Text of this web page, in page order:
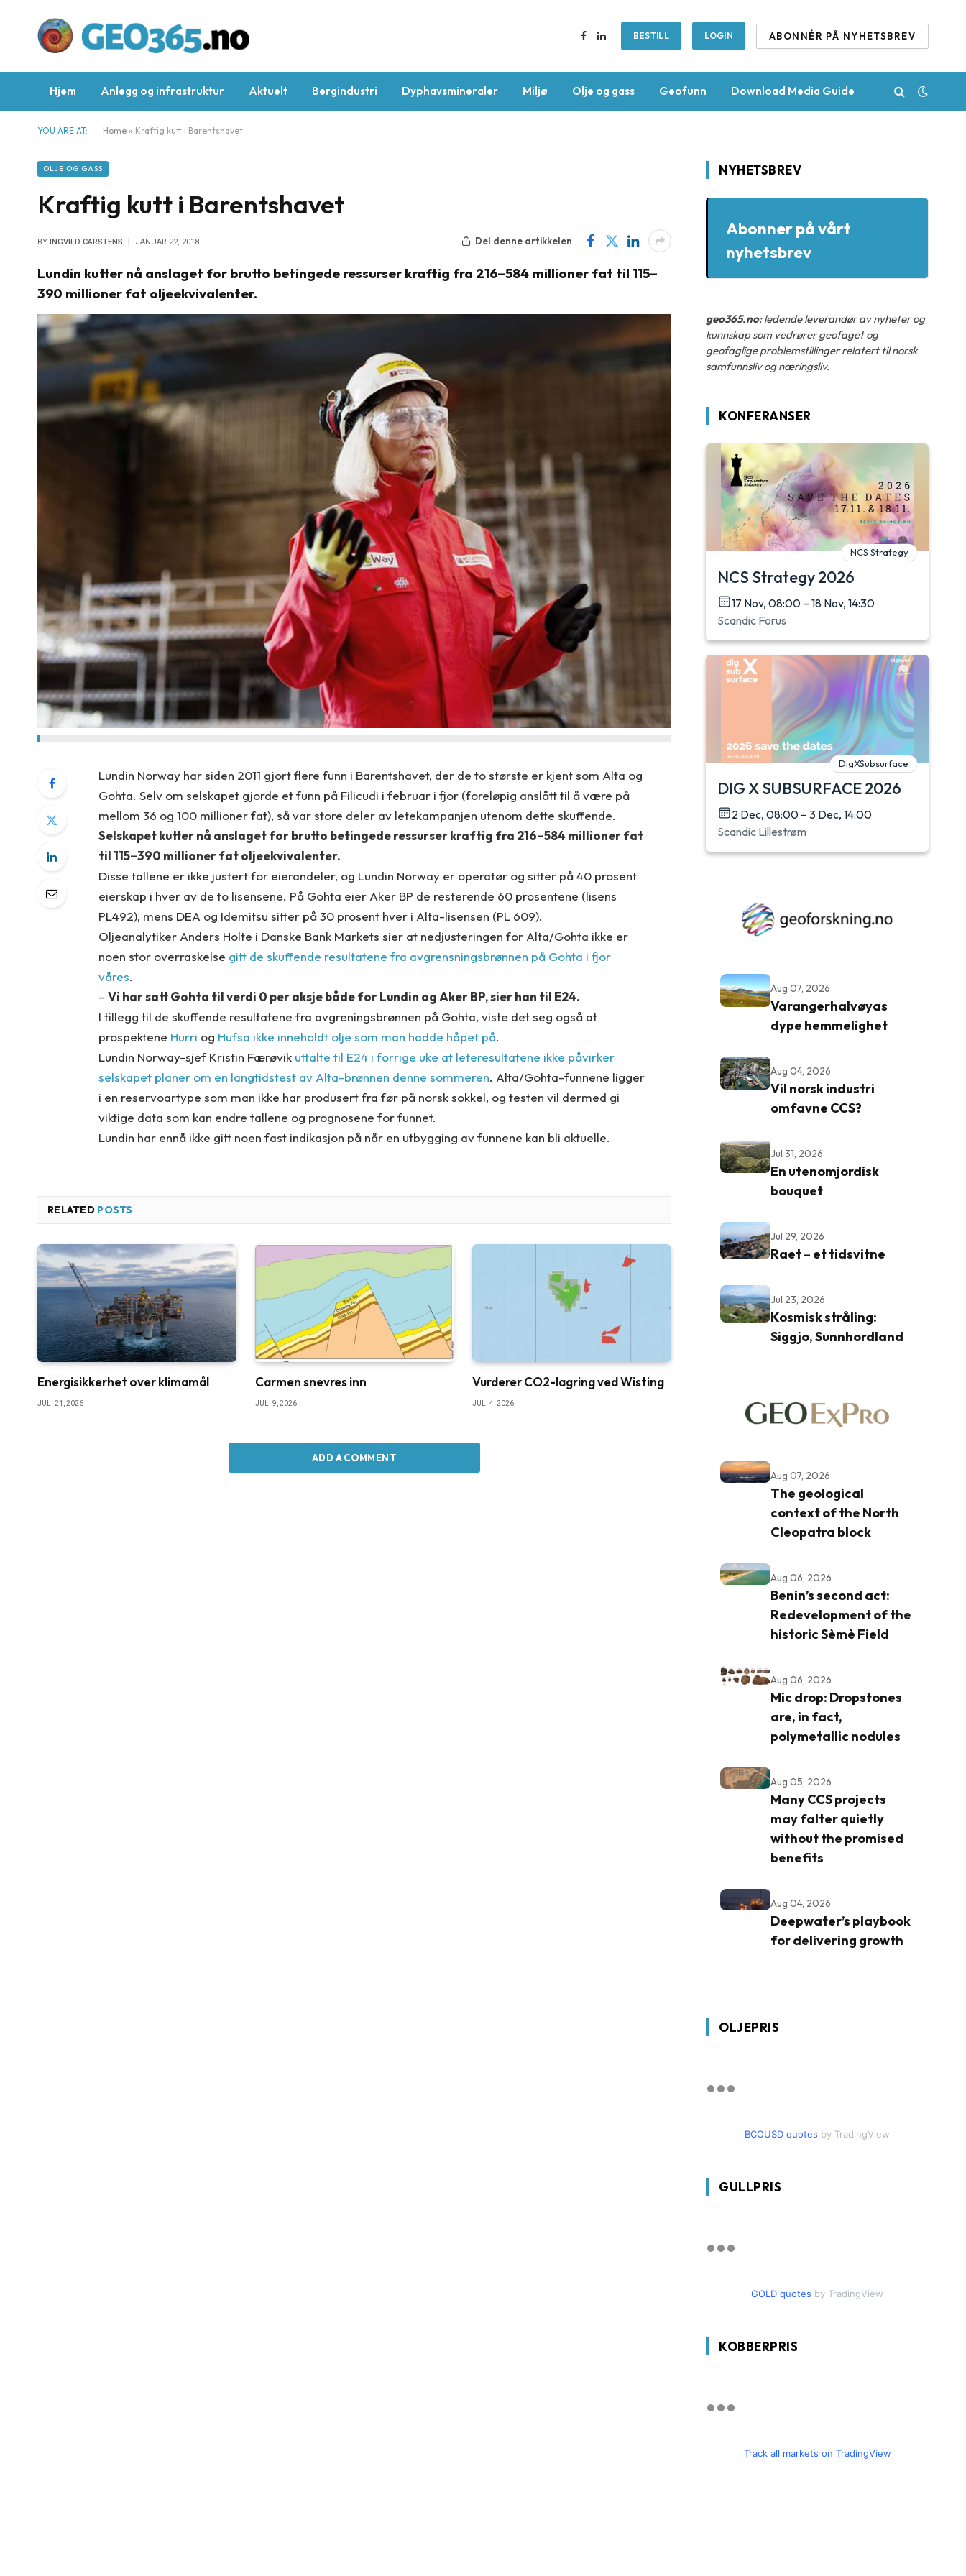
Facebook
LinkedInBESTILL LOGIN ABONNÉR PÅ NYHETSBREV
Hjem Anlegg og infrastruktur Aktuelt Bergindustri Dyphavsmineraler Miljø Olje og gass Geofunn Download Media Guide
YOU ARE AT: Home » Kraftig kutt i Barentshavet
OLJE OG GASS
Kraftig kutt i Barentshavet
BY INGVILD CARSTENS JANUAR 22, 2018 Del denne artikkelen
Lundin kutter nå anslaget for brutto betingede ressurser kraftig fra 216–584 millioner fat til 115–
390 millioner fat oljeekvivalenter.
Lundin Norway har siden 2011 gjort flere funn i Barentshavet, der de to største er kjent som Alta og
Gohta. Selv om selskapet gjorde et funn på Filicudi i februar i fjor (foreløpig anslått til å være på
mellom 36 og 100 millioner fat), så var store deler av letekampanjen utenom dette skuffende.
Selskapet kutter nå anslaget for brutto betingede ressurser kraftig fra 216–584 millioner fat
til 115–390 millioner fat oljeekvivalenter.
Disse tallene er ikke justert for eierandeler, og Lundin Norway er operatør og sitter på 40 prosent
eierskap i hver av de to lisensene. På Gohta eier Aker BP de resterende 60 prosentene (lisens
PL492), mens DEA og Idemitsu sitter på 30 prosent hver i Alta-lisensen (PL 609).
Oljeanalytiker Anders Holte i Danske Bank Markets sier at nedjusteringen for Alta/Gohta ikke er
noen stor overraskelse gitt de skuffende resultatene fra avgrensningsbrønnen på Gohta i fjor
våres.
– Vi har satt Gohta til verdi 0 per aksje både for Lundin og Aker BP, sier han til E24.
I tillegg til de skuffende resultatene fra avgreningsbrønnen på Gohta, viste det seg også at
prospektene Hurri og Hufsa ikke inneholdt olje som man hadde håpet på.
Lundin Norway-sjef Kristin Færøvik uttalte til E24 i forrige uke at leteresultatene ikke påvirker
selskapet planer om en langtidstest av Alta-brønnen denne sommeren. Alta/Gohta-funnene ligger
i en reservoartype som man ikke har produsert fra før på norsk sokkel, og testen vil dermed gi
viktige data som kan endre tallene og prognosene for funnet.
Lundin har ennå ikke gitt noen fast indikasjon på når en utbygging av funnene kan bli aktuelle.
RELATED POSTS
Energisikkerhet over klimamål
JULI 21, 2026
Carmen snevres inn
JULI 9, 2026
Vurderer CO2-lagring ved Wisting
JULI 4, 2026
ADD A COMMENT
NYHETSBREV
Abonner på vårt
nyhetsbrev
geo365.no: ledende leverandør av nyheter og
kunnskap som vedrører geofaget og
geofaglige problemstillinger relatert til norsk
samfunnsliv og næringsliv.
KONFERANSER
NCS Strategy
NCS Strategy 2026
17 Nov, 08:00 – 18 Nov, 14:30
Scandic Forus
DigXSubsurface
DIG X SUBSURFACE 2026
2 Dec, 08:00 – 3 Dec, 14:00
Scandic Lillestrøm
Aug 07, 2026
Varangerhalvøyas
dype hemmelighet
Aug 04, 2026
Vil norsk industri
omfavne CCS?
Jul 31, 2026
En utenomjordisk
bouquet
Jul 29, 2026
Raet – et tidsvitne
Jul 23, 2026
Kosmisk stråling:
Siggjo, Sunnhordland
Aug 07, 2026
The geological
context of the North
Cleopatra block
Aug 06, 2026
Benin’s second act:
Redevelopment of the
historic Sèmè Field
Aug 06, 2026
Mic drop: Dropstones
are, in fact,
polymetallic nodules
Aug 05, 2026
Many CCS projects
may falter quietly
without the promised
benefits
Aug 04, 2026
Deepwater’s playbook
for delivering growth
OLJEPRIS
BCOUSD quotes by TradingView
GULLPRIS
GOLD quotes by TradingView
KOBBERPRIS
Track all markets on TradingView